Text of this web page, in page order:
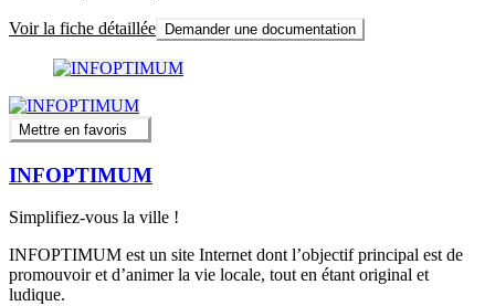
Voir la fiche détaillée Demander une documentation
Mettre en favoris
INFOPTIMUM
Simplifiez-vous la ville !
INFOPTIMUM est un site Internet dont l’objectif principal est de
promouvoir et d’animer la vie locale, tout en étant original et
ludique.